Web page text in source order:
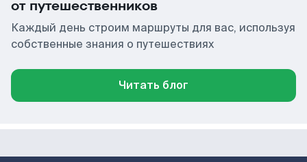
от путешественников
Каждый день строим маршруты для вас, используя
собственные знания о путешествиях
Читать блог